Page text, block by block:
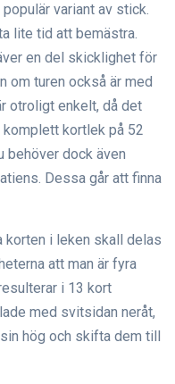
variant av stick.
lite tid att bemästra.
en del skicklighet för
om turen också är med
otroligt enkelt, då det
komplett kortlek på 52
behöver dock även
Dessa går att finna
korten i leken skall delas
att man är fyra
i 13 kort
med svitsidan neråt,
hög och skifta dem till